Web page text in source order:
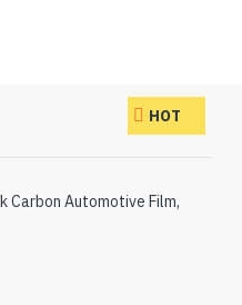
HOT
Carbon Automotive Film,